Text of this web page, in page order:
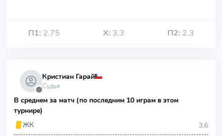
П1: 2.75 Х: 3.3 П2: 2.3
⬤
Кристиан Гарай
Судья
В среднем за матч (по последним 10 играм в этом
турнире)
ЖК
3.6